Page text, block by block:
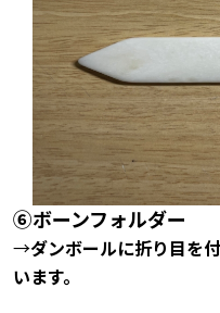
➅ボーンフォルダー
→ダンボールに折り目を
います。